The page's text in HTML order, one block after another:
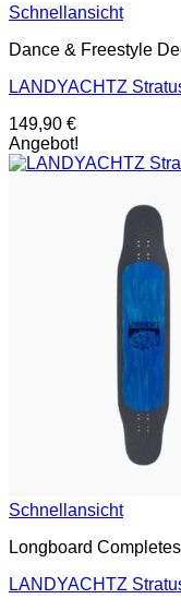
Schnellansicht
Dance & Freestyle
LANDYACHTZ
149,90 €
Angebot!
Schnellansicht
Longboard Completes
LANDYACHTZ